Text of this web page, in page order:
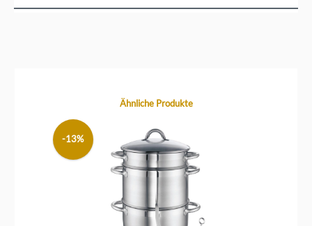
Produktgalerie überspringenÄhnliche Produkte
-13%